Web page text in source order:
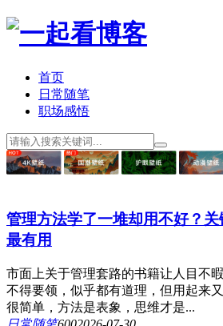
首页
日常随笔
职场感悟
管理方法学了一堆却用不好？
最有用
市面上关于管理套路的书籍让人目不
不得要领，似乎都有道理，但用起来
很简单，方法是表象，思维才是...